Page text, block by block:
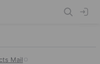
Mail